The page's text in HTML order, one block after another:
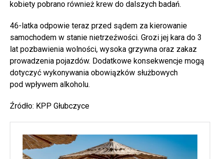
kobiety pobrano również krew do dalszych badań.
46-latka odpowie teraz przed sądem za kierowanie
samochodem w stanie nietrzeźwości. Grozi jej kara do 3
lat pozbawienia wolności, wysoka grzywna oraz zakaz
prowadzenia pojazdów. Dodatkowe konsekwencje mogą
dotyczyć wykonywania obowiązków służbowych
pod wpływem alkoholu.
Źródło: KPP Głubczyce